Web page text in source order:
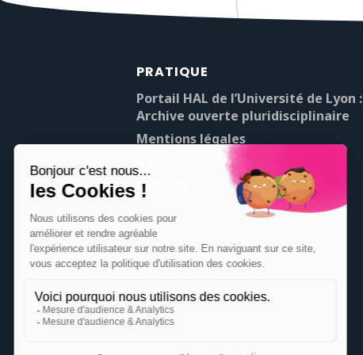
PRATIQUE
Portail HAL de l’Université de Lyon :
Archive ouverte pluridisciplinaire
Mentions légales
À propos de Pop’Sciences
Contact